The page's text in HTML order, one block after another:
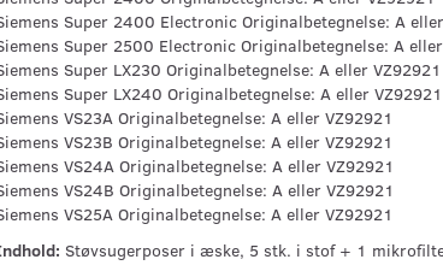
Super 2400 Electronic Originalbetegnelse: A
Super 2500 Electronic Originalbetegnelse: A
Super LX230 Originalbetegnelse: A eller VZ92921
Super LX240 Originalbetegnelse: A eller VZ92921
VS23A Originalbetegnelse: A eller VZ92921
VS23B Originalbetegnelse: A eller VZ92921
VS24A Originalbetegnelse: A eller VZ92921
VS24B Originalbetegnelse: A eller VZ92921
VS25A Originalbetegnelse: A eller VZ92921
Støvsugerposer i æske, 5 stk. i stof + 1